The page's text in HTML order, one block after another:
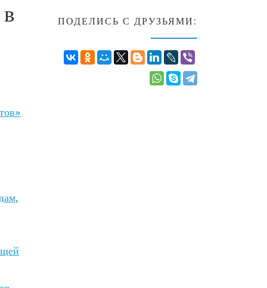
ПОДЕЛИСЬ С ДРУЗЬЯМИ: